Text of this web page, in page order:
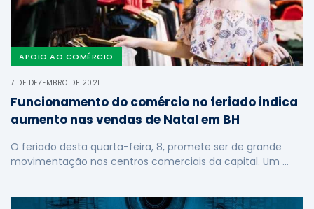
APOIO AO COMÉRCIO
7 DE DEZEMBRO DE 2021
Funcionamento do comércio no feriado indica
aumento nas vendas de Natal em BH
O feriado desta quarta-feira, 8, promete ser de grande
movimentação nos centros comerciais da capital. Um …